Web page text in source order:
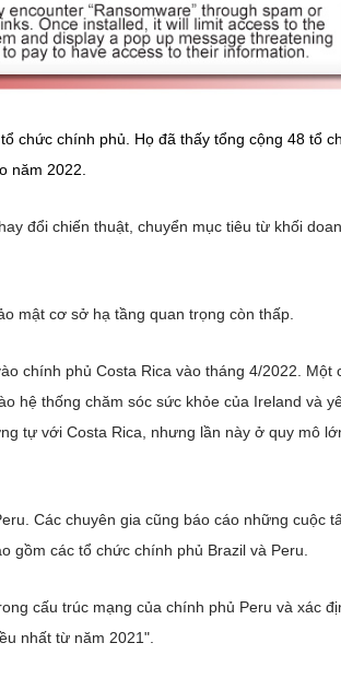
chức chính phủ. Họ đã thấy tổng cộng 48 tổ
năm 2022.
đổi chiến thuật, chuyển mục tiêu từ khối
mật cơ sở hạ tầng quan trọng còn thấp.
chính phủ Costa Rica vào tháng 4/2022. Một
hệ thống chăm sóc sức khỏe của Ireland và
tự với Costa Rica, nhưng lần này ở quy mô
Các chuyên gia cũng báo cáo những cuộc
gồm các tổ chức chính phủ Brazil và Peru.
cấu trúc mạng của chính phủ Peru và xác
nhất từ năm 2021".